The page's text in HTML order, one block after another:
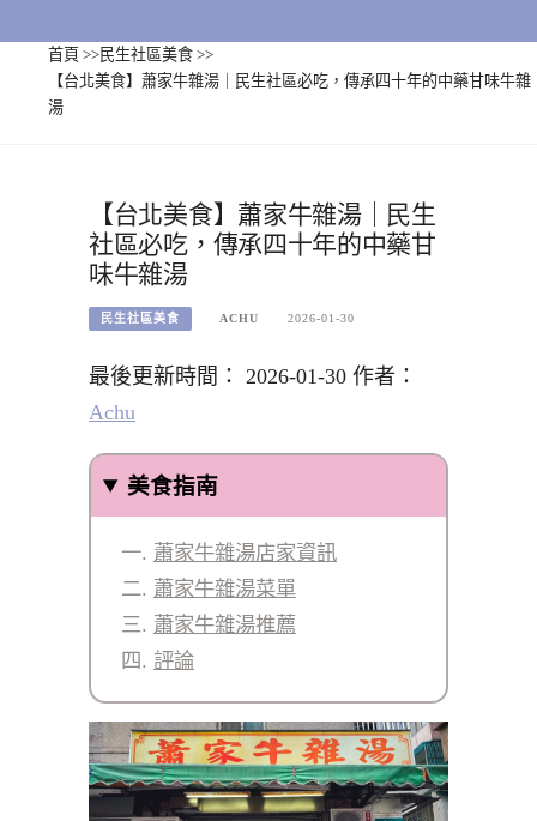
首頁 >>民生社區美食 >>
【台北美食】蕭家牛雜湯｜民生社區必吃，傳承四十年的中藥甘味牛雜
湯
【台北美食】蕭家牛雜湯｜民生
社區必吃，傳承四十年的中藥甘
味牛雜湯
民生社區美食 ACHU 2026-01-30
最後更新時間： 2026-01-30 作者：
Achu
美食指南
蕭家牛雜湯店家資訊
蕭家牛雜湯菜單
蕭家牛雜湯推薦
評論